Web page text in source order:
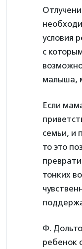
условия
с
малыша,
Если
семьи, и
то это
тонких
Ф.
ребенок